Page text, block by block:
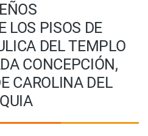
LOS PISOS DE
DEL TEMPLO
CONCEPCIÓN,
CAROLINA DEL